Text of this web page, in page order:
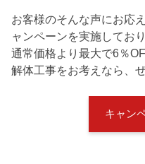
お客様のそんな声にお応
ャンペーンを実施しており
通常価格より最大で6％
解体工事をお考えなら、
キャン